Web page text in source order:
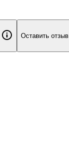
Оставить отзыв